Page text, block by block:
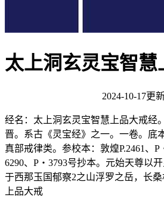
太上洞玄灵宝智慧
2024-10-17更
经名：太上洞玄灵宝智慧上品大戒经
晋。系古《灵宝经》之一。一卷。底
真部戒律类。参校本：敦煌P.2461、P
6290、P・3793号抄本。元始天尊以
于西那玉国郁察2之山浮罗之岳，长
上品大戒